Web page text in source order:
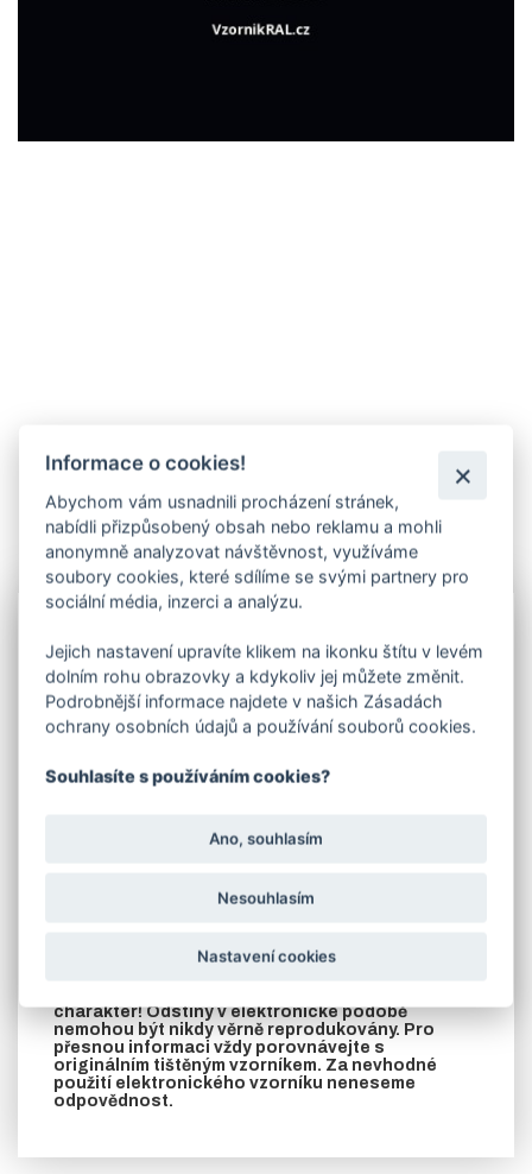
Info
komaxitemRAL 9005 černá pololesk.Jedná se o
příplatek ke dveřím, které jste si objednali.
V objednávací tabulce e-shopu vyberte rozměr -
šíři dveří .
zašleme cenu na vyžádání.
přinýtován k rámu až po nalakování.
TOTO VYBERETE V ZÁLOŽCE SOUVISEJÍCÍ
OBDRŽENÍ VYBALIT Z OCHRANNÉ FOLIE!!
charakter! Odstíny v elektronické podobě
nemohou být nikdy věrně reprodukovány. Pro
přesnou informaci vždy porovnávejte s
originálním tištěným vzorníkem. Za nevhodné
použití elektronického vzorníku neneseme
odpovědnost.
Informace o cookies!
Abychom vám usnadnili procházení stránek,
nabídli přizpůsobený obsah nebo reklamu a mohli
anonymně analyzovat návštěvnost, využíváme
soubory cookies, které sdílíme se svými partnery pro
sociální média, inzerci a analýzu.
Jejich nastavení upravíte klikem na ikonku štítu v levém
dolním rohu obrazovky a kdykoliv jej můžete změnit.
Podrobnější informace najdete v našich Zásadách
ochrany osobních údajů a používání souborů cookies.
Souhlasíte s používáním cookies?
Ano, souhlasím
Nesouhlasím
Nastavení cookies